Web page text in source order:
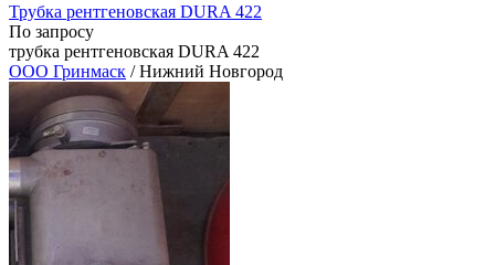
Трубка рентгеновская DURA 422
По запросу
трубка рентгеновская DURA 422
ООО Гринмаск / Нижний Новгород